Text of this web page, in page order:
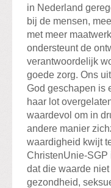
in Nederland
bij de mensen,
met meer
ondersteunt de
verantwoordelijk
goede zorg. Ons
God geschapen is
haar lot
waardevol om in
andere manier
waardigheid kwijt
ChristenUnie-SGP
dat die waarde
gezondheid,